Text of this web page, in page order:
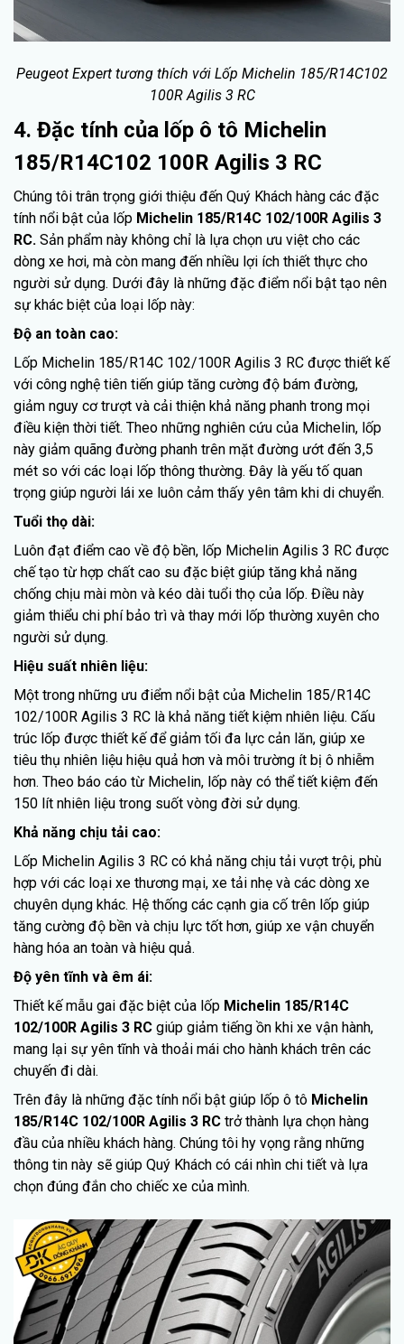
Peugeot Expert tương thích với Lốp Michelin 185/R14C102
100R Agilis 3 RC
4. Đặc tính của lốp ô tô Michelin
185/R14C102 100R Agilis 3 RC
Chúng tôi trân trọng giới thiệu đến Quý Khách hàng các đặc
tính nổi bật của lốp Michelin 185/R14C 102/100R Agilis 3
RC. Sản phẩm này không chỉ là lựa chọn ưu việt cho các
dòng xe hơi, mà còn mang đến nhiều lợi ích thiết thực cho
người sử dụng. Dưới đây là những đặc điểm nổi bật tạo nên
sự khác biệt của loại lốp này:
Độ an toàn cao:
Lốp Michelin 185/R14C 102/100R Agilis 3 RC được thiết kế
với công nghệ tiên tiến giúp tăng cường độ bám đường,
giảm nguy cơ trượt và cải thiện khả năng phanh trong mọi
điều kiện thời tiết. Theo những nghiên cứu của Michelin, lốp
này giảm quãng đường phanh trên mặt đường ướt đến 3,5
mét so với các loại lốp thông thường. Đây là yếu tố quan
trọng giúp người lái xe luôn cảm thấy yên tâm khi di chuyển.
Tuổi thọ dài:
Luôn đạt điểm cao về độ bền, lốp Michelin Agilis 3 RC được
chế tạo từ hợp chất cao su đặc biệt giúp tăng khả năng
chống chịu mài mòn và kéo dài tuổi thọ của lốp. Điều này
giảm thiểu chi phí bảo trì và thay mới lốp thường xuyên cho
người sử dụng.
Hiệu suất nhiên liệu:
Một trong những ưu điểm nổi bật của Michelin 185/R14C
102/100R Agilis 3 RC là khả năng tiết kiệm nhiên liệu. Cấu
trúc lốp được thiết kế để giảm tối đa lực cản lăn, giúp xe
tiêu thụ nhiên liệu hiệu quả hơn và môi trường ít bị ô nhiễm
hơn. Theo báo cáo từ Michelin, lốp này có thể tiết kiệm đến
150 lít nhiên liệu trong suốt vòng đời sử dụng.
Khả năng chịu tải cao:
Lốp Michelin Agilis 3 RC có khả năng chịu tải vượt trội, phù
hợp với các loại xe thương mại, xe tải nhẹ và các dòng xe
chuyên dụng khác. Hệ thống các cạnh gia cố trên lốp giúp
tăng cường độ bền và chịu lực tốt hơn, giúp xe vận chuyển
hàng hóa an toàn và hiệu quả.
Độ yên tĩnh và êm ái:
Thiết kế mẫu gai đặc biệt của lốp Michelin 185/R14C
102/100R Agilis 3 RC giúp giảm tiếng ồn khi xe vận hành,
mang lại sự yên tĩnh và thoải mái cho hành khách trên các
chuyến đi dài.
Trên đây là những đặc tính nổi bật giúp lốp ô tô Michelin
185/R14C 102/100R Agilis 3 RC trở thành lựa chọn hàng
đầu của nhiều khách hàng. Chúng tôi hy vọng rằng những
thông tin này sẽ giúp Quý Khách có cái nhìn chi tiết và lựa
chọn đúng đắn cho chiếc xe của mình.